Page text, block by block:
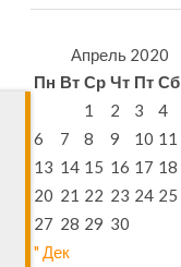
Апрель 2020
Пн Вт Ср Чт Пт Сб
" Дек
1 2 3 4
6
7 8 9 10 11
13 14 15 16 17 18
20 21 22 23 24 25
27 28 29 30